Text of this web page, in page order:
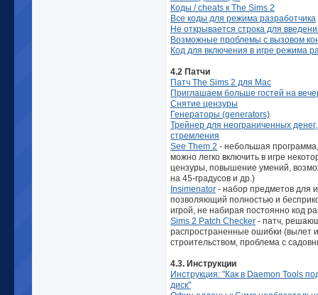
Коды / cheats к The Sims 2
Все коды для режима разработчика
Не открывается строка для
Возможные проблемы с вызовом
Код для включения в игре режима
4.2 Патчи
Патч The Sims 2 для Mac
Приглашаем больше гостей на
Снятие цензуры
Генераторы (generators)
Трейнер для неограниченных
стремления
See Them 2 - небольшая
можно легко включить в игре
цензуры, повышение умений,
на 45-градусов и др.)
Insimenator - набор предметов для
позволяющий полностью и
игрой, не набирая постоянно код
Sims 2 Patch Checker - патч,
распространенные ошибки (вылет
строительством, проблема с
4.3. Инструкции
Инструкция: "Как в Daemon Tools
диск"